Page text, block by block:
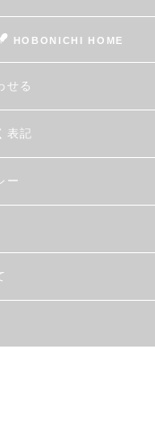
HOBONICHI HOME
せる
表記
ー